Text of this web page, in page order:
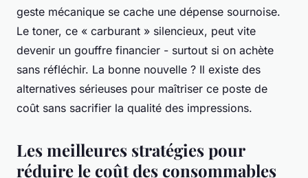
geste mécanique se cache une dépense sournoise.
Le toner, ce « carburant » silencieux, peut vite
devenir un gouffre financier - surtout si on achète
sans réfléchir. La bonne nouvelle ? Il existe des
alternatives sérieuses pour maîtriser ce poste de
coût sans sacrifier la qualité des impressions.
Les meilleures stratégies pour
réduire le coût des consommables